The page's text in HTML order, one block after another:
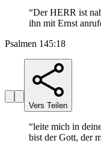
“Der HERR ist
ihn mit Ernst
Psalmen 145:18
Vers Teilen
“leite mich in
bist der Gott, der